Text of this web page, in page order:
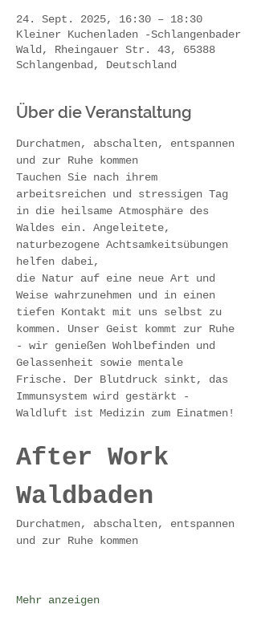
24. Sept. 2025, 16:30 – 18:30
Kleiner Kuchenladen -Schlangenbader
Wald, Rheingauer Str. 43, 65388
Schlangenbad, Deutschland
Über die Veranstaltung
Durchatmen, abschalten, entspannen
und zur Ruhe kommen
Tauchen Sie nach ihrem
arbeitsreichen und stressigen Tag
in die heilsame Atmosphäre des
Waldes ein. Angeleitete,
naturbezogene Achtsamkeitsübungen
helfen dabei,
die Natur auf eine neue Art und
Weise wahrzunehmen und in einen
tiefen Kontakt mit uns selbst zu
kommen. Unser Geist kommt zur Ruhe
- wir genießen Wohlbefinden und
Gelassenheit sowie mentale
Frische. Der Blutdruck sinkt, das
Immunsystem wird gestärkt -
Waldluft ist Medizin zum Einatmen!
After Work
Waldbaden
Durchatmen, abschalten, entspannen
und zur Ruhe kommen
Mehr anzeigen